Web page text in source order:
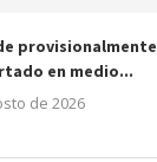
provisionalmente
en medio...
de 2026